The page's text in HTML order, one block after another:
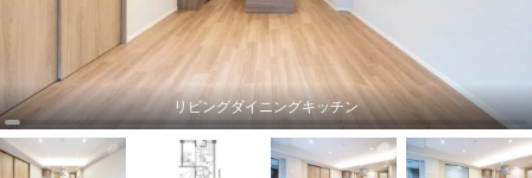
リビングダイニングキッチン